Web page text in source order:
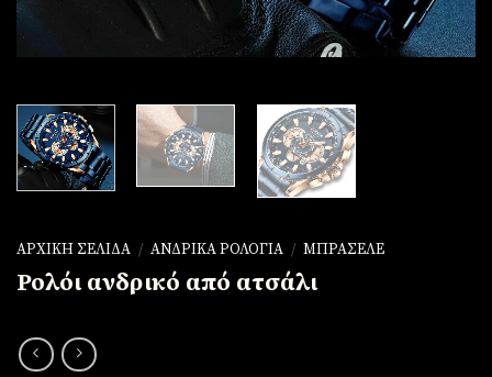
ΑΡΧΙΚΉ ΣΕΛΊΔΑ / ΑΝΔΡΙΚΆ ΡΟΛΌΓΙΑ / ΜΠΡΑΣΕΛΈ
Ρολόι ανδρικό από ατσάλι